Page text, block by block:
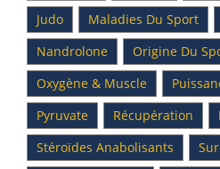
Judo Maladies Du Sport
Nandrolone
Origine Du
Oxygène & Muscle
Pyruvate
Récupération
Stéroïdes Anabolisants